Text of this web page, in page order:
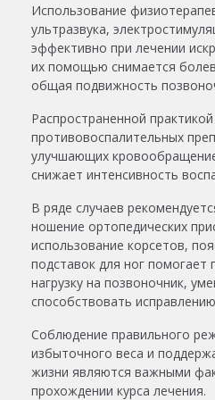
Использование
ультразвука,
эффективно при лечении
их помощью снимается
общая подвижность
Распространенной
противовоспалительных
улучшающих
снижает интенсивность
В ряде случаев
ношение ортопедических
использование корсетов,
подставок для ног помогает
нагрузку на позвоночник,
способствовать
Соблюдение правильного
избыточного веса и
жизни являются важными
прохождении курса лечения.